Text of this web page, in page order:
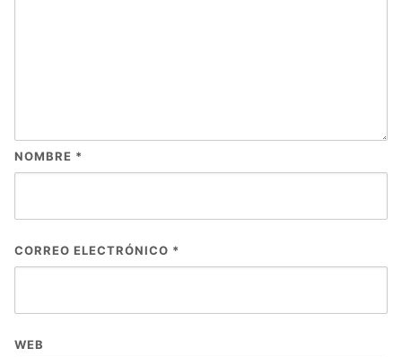
NOMBRE *
CORREO ELECTRÓNICO *
WEB